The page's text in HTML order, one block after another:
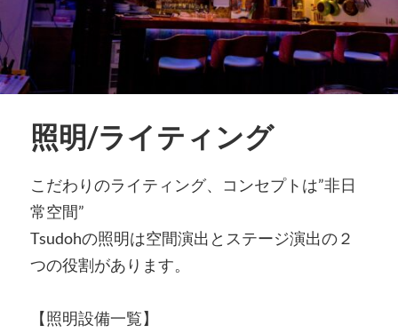
照明/ライティング
こだわりのライティング、コンセプトは”非日
常空間”
Tsudohの照明は空間演出とステージ演出の２
つの役割があります。
【照明設備一覧】